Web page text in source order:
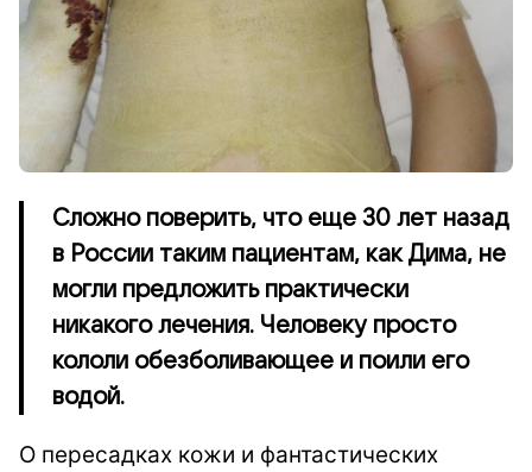
Сложно поверить, что еще 30 лет назад
в России таким пациентам, как Дима, не
могли предложить практически
никакого лечения. Человеку просто
кололи обезболивающее и поили его
водой.
О пересадках кожи и фантастических